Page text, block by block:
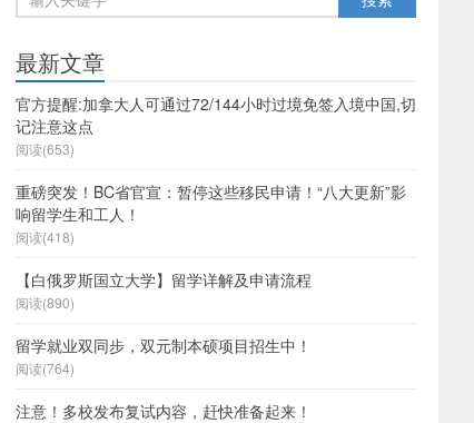
最新文章
官方提醒:加拿大人可通过72/144小时过境免签入境中国,切
记注意这点
阅读(653)
重磅突发！BC省官宣：暂停这些移民申请！“八大更新”影
响留学生和工人！
阅读(418)
【白俄罗斯国立大学】留学详解及申请流程
阅读(890)
留学就业双同步，双元制本硕项目招生中！
阅读(764)
注意！多校发布复试内容，赶快准备起来！